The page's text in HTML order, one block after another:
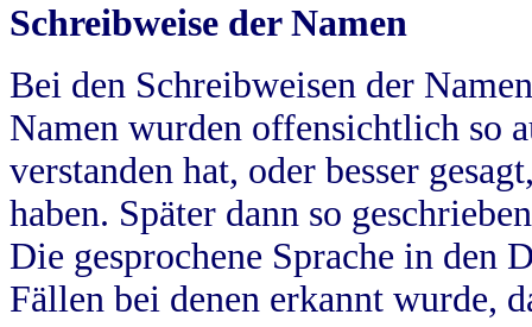
Schreibweise der Namen
Bei den Schreibweisen der
Namen wurden offensichtlich so
verstanden hat, oder besser
haben. Später dann so
Die gesprochene Sprache in
Fällen bei denen erkannt wurde,